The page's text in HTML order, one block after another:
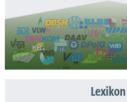
Lexikon